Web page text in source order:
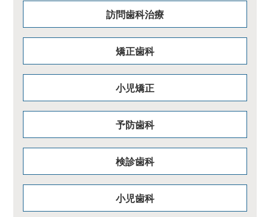
訪問歯科治療
矯正歯科
小児矯正
予防歯科
検診歯科
小児歯科